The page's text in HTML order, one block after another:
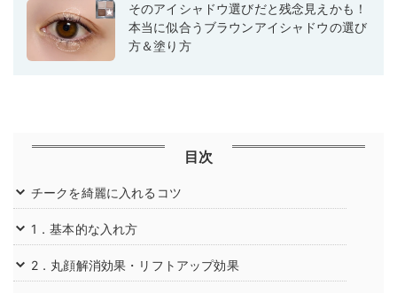
そのアイシャドウ選びだと残念見えかも！
本当に似合うブラウンアイシャドウの選び
方＆塗り方
目次
チークを綺麗に入れるコツ
1．基本的な入れ方
2．丸顔解消効果・リフトアップ効果